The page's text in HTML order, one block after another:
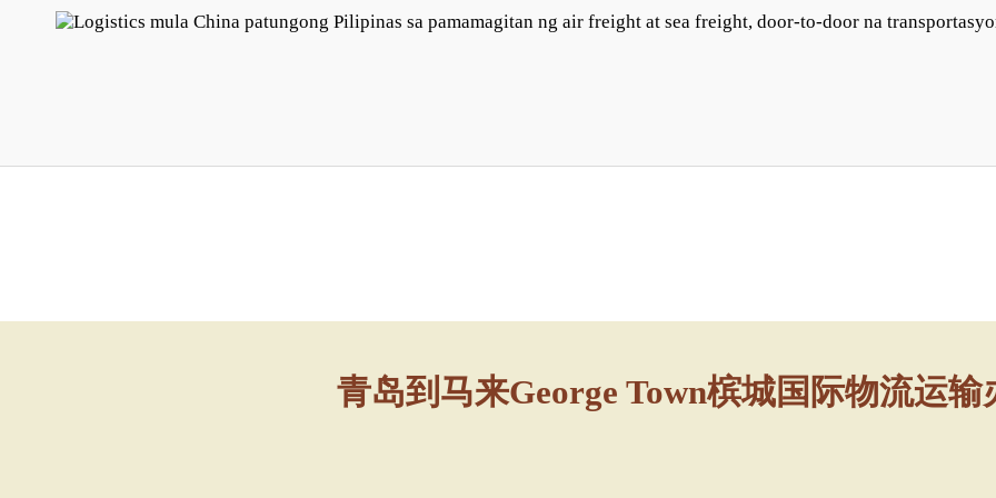
青岛到马来George Town槟城国际物流运输